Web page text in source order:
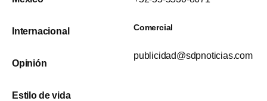
Internacional
Opinión
Estilo de vida
Comercial
publicidad@sdpnoticias.com